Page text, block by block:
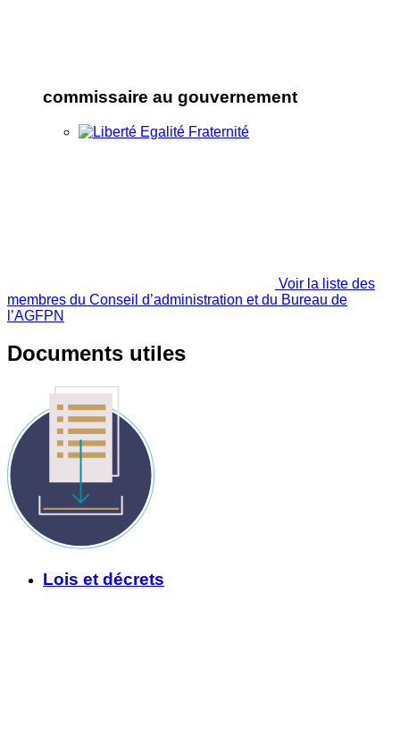
commissaire au gouvernement
Voir la liste des
membres du Conseil d’administration et du Bureau de
l’AGFPN
Documents utiles
Lois et décrets